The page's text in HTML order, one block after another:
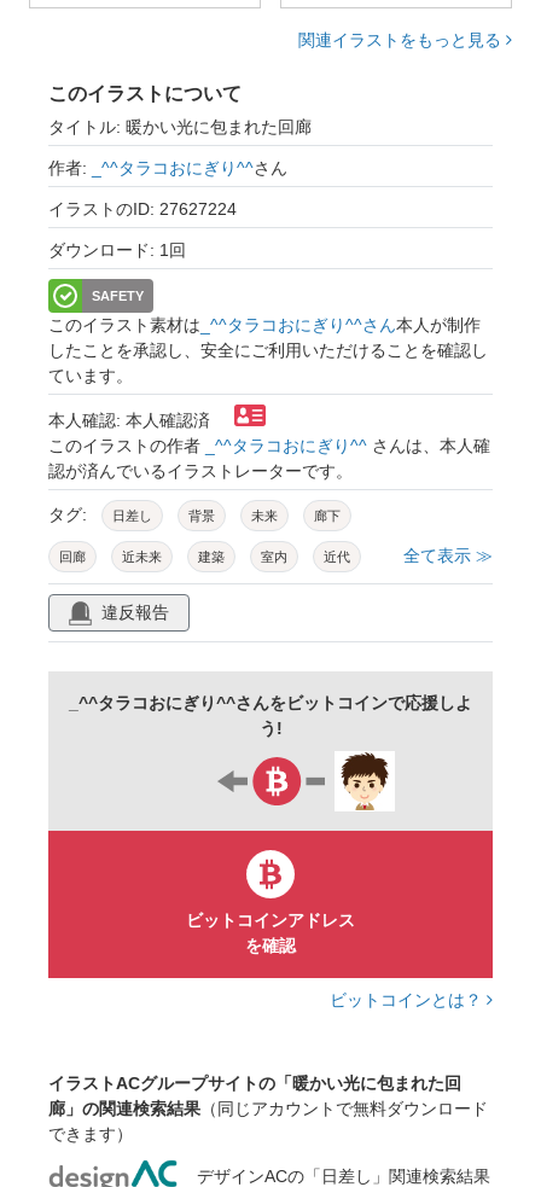
関連イラストをもっと見る
このイラストについて
タイトル: 暖かい光に包まれた回廊
作者: _^^タラコおにぎり^^さん
イラストのID: 27627224
ダウンロード: 1回
SAFETY
このイラスト素材は _^^タラコおにぎり^^さん本人が制作
したことを承認し、安全にご利用いただけることを確認し
ています。
本人確認: 本人確認済
このイラストの作者
_^^タラコおにぎり^^ さんは、本人確
認が済んでいるイラストレーターです。
タグ: 日差し 背景 未来 廊下
回廊 近未来 建築 室内 近代
バナー ブライダル
上品 清潔感 ミニマル シンプル
ベージュ
建物 通路
壁紙
全て表示 ≫
違反報告
_^^タラコおにぎり^^さんをビットコインで応援しよ
う!
ビットコインアドレス
を確認
ビットコインとは？
イラストACグループサイトの「暖かい光に包まれた回
廊」の関連検索結果 （同じアカウントで無料ダウンロード
できます）
デザインACの「日差し」関連検索結果